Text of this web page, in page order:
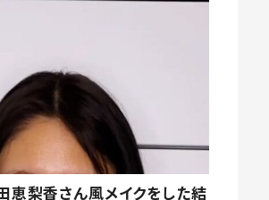
梨香さん風メイクをした結